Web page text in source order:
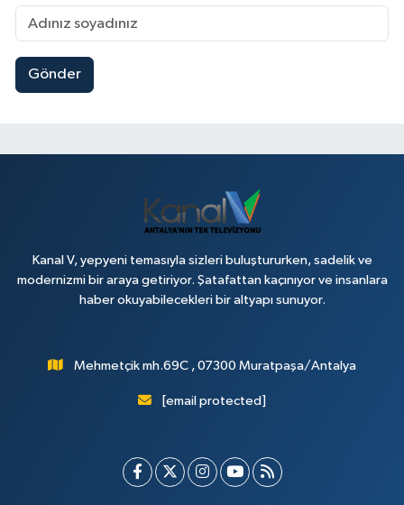
Gönder
Kanal V, yepyeni temasıyla sizleri buluştururken, sadelik ve
modernizmi bir araya getiriyor. Şatafattan kaçınıyor ve insanlara
haber okuyabilecekleri bir altyapı sunuyor.
Mehmetçik mh.69C , 07300 Muratpaşa/Antalya
[email protected]